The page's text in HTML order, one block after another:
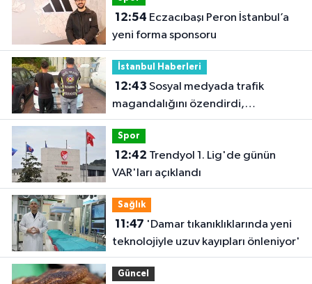
12:54
yeni forma sponsoru
İstanbul Haberleri
12:43
magandalığını özendirdi,
ehliyetinden oldu: 72 bin lira ceza
Spor
12:42
VAR'ları açıklandı
Sağlık
11:47
teknolojiyle uzuv kayıpları önleniyor'
Güncel